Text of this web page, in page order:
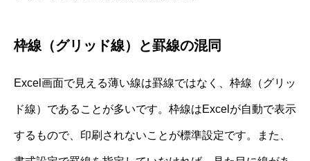
枠線（グリッド線）と罫線の混同
Excel画面で見える薄い線は罫線ではなく、枠線（グリッ
ド線）であることが多いです。枠線はExcelが自動で表示
するもので、印刷されないことが標準設定です。また、